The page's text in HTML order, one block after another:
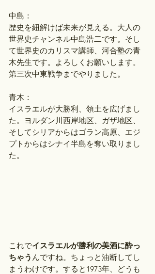
中島：
歴史を紐解けば未来が見える。大人の
世界史チャンネル中島浩二です。そし
て世界史のカリスマ講師、河合塾の青
木先生です。よろしくお願いします。
第三次中東戦争までやりました。
青木：
イスラエルが大勝利、領土を広げまし
た。ヨルダン川西岸地区、ガザ地区、
そしてシリアからはゴラン高原、エジ
プトからはシナイ半島を奪い取りまし
た。
これでイスラエルが勝利の美酒に酔っ
ちゃう んですね。ちょっと油断してし
まうわけです。すると1973年、どうも